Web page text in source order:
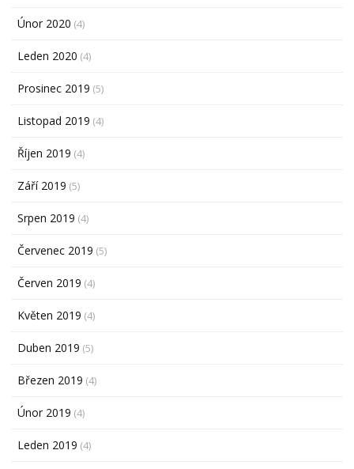
Únor 2020 (4)
Leden 2020 (4)
Prosinec 2019 (5)
Listopad 2019 (4)
Říjen 2019 (4)
Září 2019 (5)
Srpen 2019 (4)
Červenec 2019 (5)
Červen 2019 (4)
Květen 2019 (4)
Duben 2019 (5)
Březen 2019 (4)
Únor 2019 (4)
Leden 2019 (4)